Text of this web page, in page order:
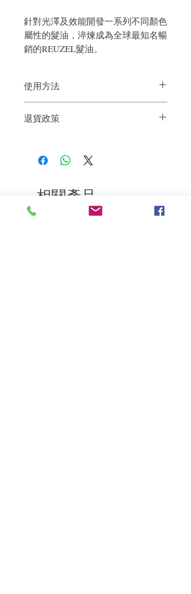
針對光澤及效能開發一系列不同顏色
屬性的髮油，淬煉成為全球最知名暢
銷的REUZEL髮油。
使用方法
型。
退貨政策
到我們的產品後的前7天內通過電子郵件
相關產品